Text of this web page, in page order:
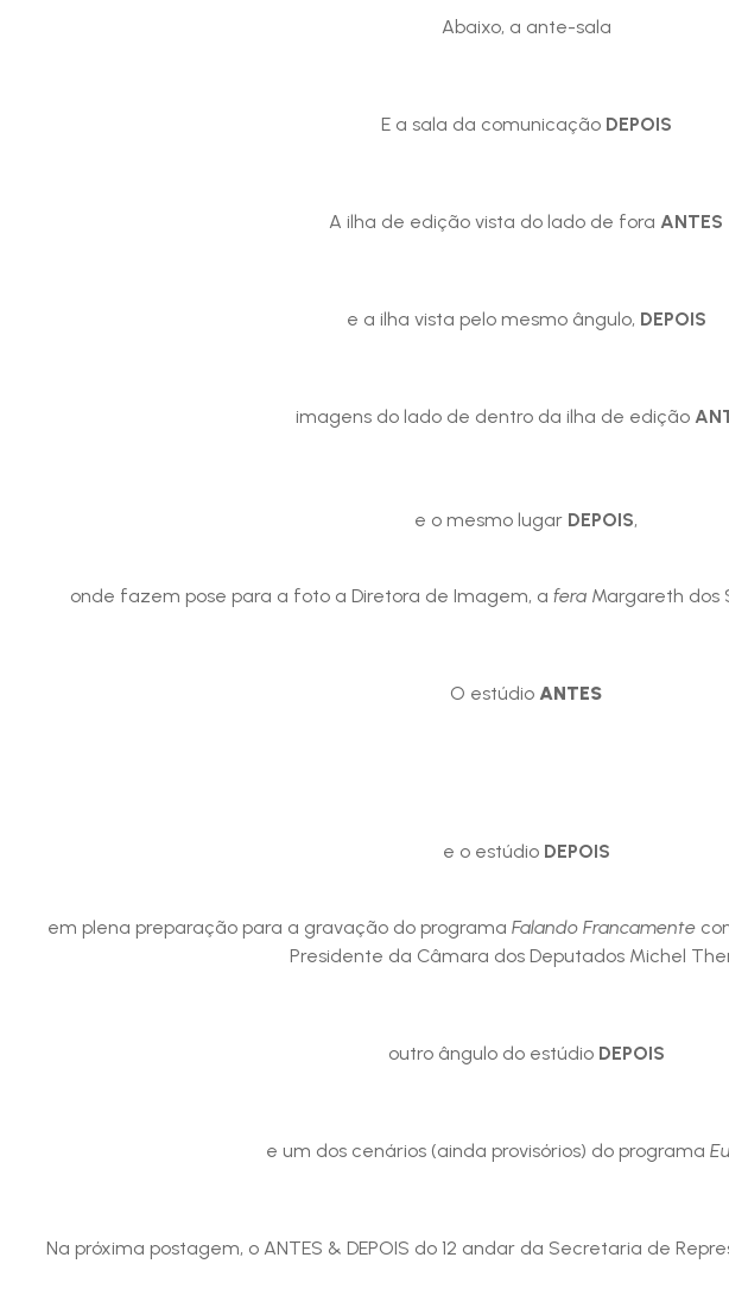
Abaixo, a ante-sala
E a sala da comunicação DEPOIS
A ilha de edição vista do lado de fora ANTES
e a ilha vista pelo mesmo ângulo, DEPOIS
imagens do lado de dentro da ilha de edição
e o mesmo lugar DEPOIS,
onde fazem pose para a foto a Diretora de Imagem, a feraMargareth dos
O estúdio ANTES
e o estúdio DEPOIS
em plena preparação para a gravação do programa Falando Francamente
Presidente da Câmara dos Deputados Michel
outro ângulo do estúdio DEPOIS
e um dos cenários (ainda provisórios) do programa
Na próxima postagem, o ANTES & DEPOIS do 12 andar da Secretaria de